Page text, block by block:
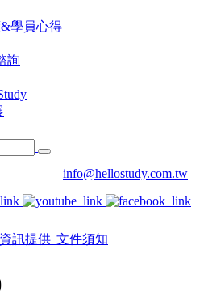
學員心得
詢
info@hellostudy.com.tw
資訊提供 文件須知